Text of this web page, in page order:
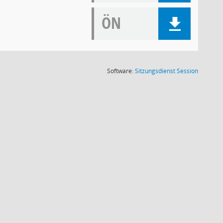
ÖN
Software:SitzungsdienstSession(Wird in